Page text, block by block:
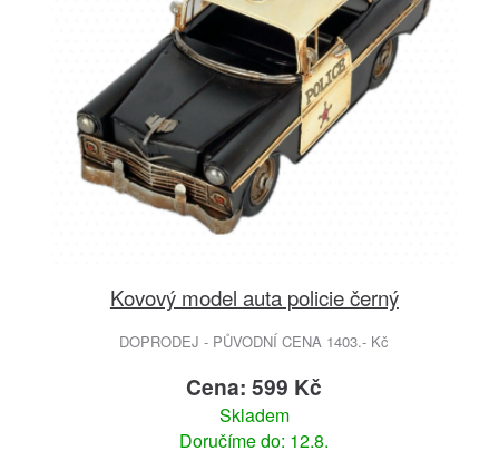
Kovový model auta policie černý
DOPRODEJ - PŮVODNÍ CENA 1403.- Kč
Cena: 599 Kč
Skladem
Doručíme do: 12.8.